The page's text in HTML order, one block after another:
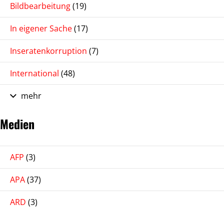
Bildbearbeitung(19)
In eigener Sache(17)
Inseratenkorruption (7)
International (48)
mehr
Medien
AFP (3)
APA(37)
ARD (3)